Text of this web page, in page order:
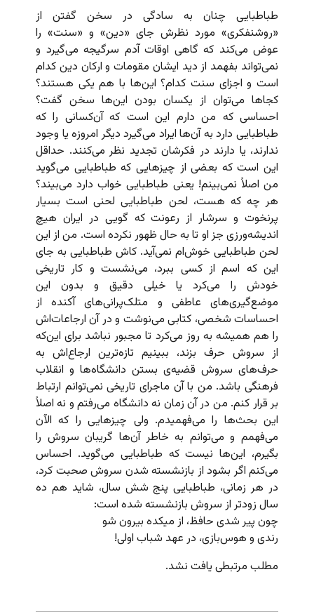
طباطبایی چنان به سادگی در سخن گفتن از
«روشنفکری» مورد نظرش جای «دین»‌ و «سنت» را
عوض می‌کند که گاهی اوقات آدم سرگیجه می‌گیرد و
نمی‌تواند بفهمد از دید ایشان مقومات و ارکان دین کدام
است و اجزای سنت کدام؟ این‌ها با هم یکی هستند؟
کجاها می‌توان از یکسان بودن این‌ها سخن گفت؟
احساسی که من دارم این است که آن‌کسانی را که
طباطبایی دارد به آن‌ها ایراد می‌گیرد دیگر امروزه یا وجود
ندارند، یا دارند در فکرشان تجدید نظر می‌کنند. حداقل
این است که بعضی از چیزهایی که طباطبایی می‌گوید
من اصلاً نمی‌بینم! یعنی طباطبایی خواب دارد می‌بیند؟
هر چه که هست، لحن طباطبایی لحنی است بسیار
پرنخوت و سرشار از رعونت که گویی در ایران هیچ
اندیشه‌ورزی جز او تا به حال ظهور نکرده است. من از این
لحن طباطبایی خوش‌ام نمی‌آید. کاش طباطبایی به جای
این که اسم از کسی ببرد، می‌نشست و کار تاریخی
خود‌ش را می‌کرد یا خیلی دقیق و بدون این
موضع‌گیری‌های عاطفی و متلک‌پرانی‌های آکنده از
احساسات شخصی، کتابی می‌نوشت و در آن ارجاعات‌اش
را هم همیشه به روز می‌کرد تا مجبور نباشد برای این‌که
از سروش حرف بزند،‌ ببینیم تازه‌ترین ارجاع‌اش به
حرف‌های سروش قضیه‌ی بستن دانشگاه‌ها و انقلاب
فرهنگی باشد. من با آن ماجرای تاریخی نمی‌توانم ارتباط
بر قرار کنم. من در آن زمان نه دانشگاه می‌رفتم و نه اصلاً
این بحث‌ها را می‌فهمیدم. ولی چیزهایی را که الآن
می‌فهمم و می‌توانم به خاطر آن‌ها گریبان سروش را
بگیرم، این‌ها نیست که طباطبایی می‌گوید. احساس
می‌کنم اگر بشود از بازنشسته شدن سروش صحبت کرد،
در هر زمانی، طباطبایی پنج شش سال، شاید هم ده
سال زودتر از سروش بازنشسته شده است:
چون پیر شدی حافظ، از میکده بیرون شو
رندی و هوس‌بازی، در عهد شباب اولی!
مطلب مرتبطی یافت نشد.